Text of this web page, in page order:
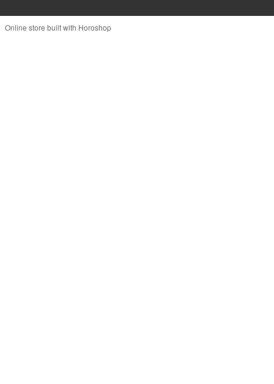
Online store built with Horoshop